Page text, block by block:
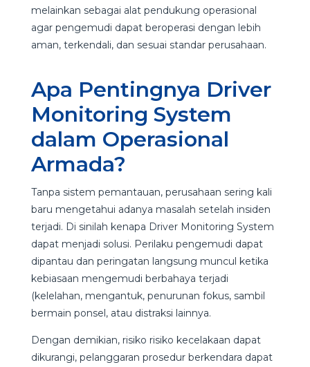
melainkan sebagai alat pendukung operasional
agar pengemudi dapat beroperasi dengan lebih
aman, terkendali, dan sesuai standar perusahaan.
Apa Pentingnya Driver
Monitoring System
dalam Operasional
Armada?
Tanpa sistem pemantauan, perusahaan sering kali
baru mengetahui adanya masalah setelah insiden
terjadi. Di sinilah kenapa Driver Monitoring System
dapat menjadi solusi. Perilaku pengemudi dapat
dipantau dan peringatan langsung muncul ketika
kebiasaan mengemudi berbahaya terjadi
(kelelahan, mengantuk, penurunan fokus, sambil
bermain ponsel, atau distraksi lainnya.
Dengan demikian, risiko risiko kecelakaan dapat
dikurangi, pelanggaran prosedur berkendara dapat